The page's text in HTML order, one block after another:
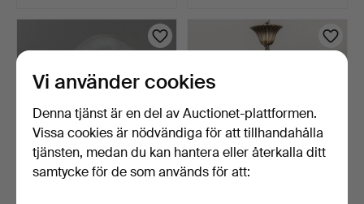
Vi använder cookies
Denna tjänst är en del av Auctionet-plattformen.
Vissa cookies är nödvändiga för att tillhandahålla
tjänsten, medan du kan hantera eller återkalla ditt
samtycke för de som används för att: